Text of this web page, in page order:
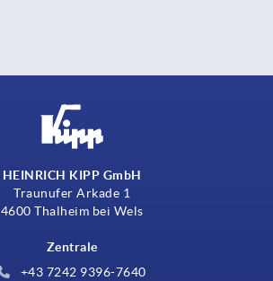
HEINRICH KIPP GmbH
Traunufer Arkade 1
4600 Thalheim bei Wels
Zentrale
+43 7242 9396-7640